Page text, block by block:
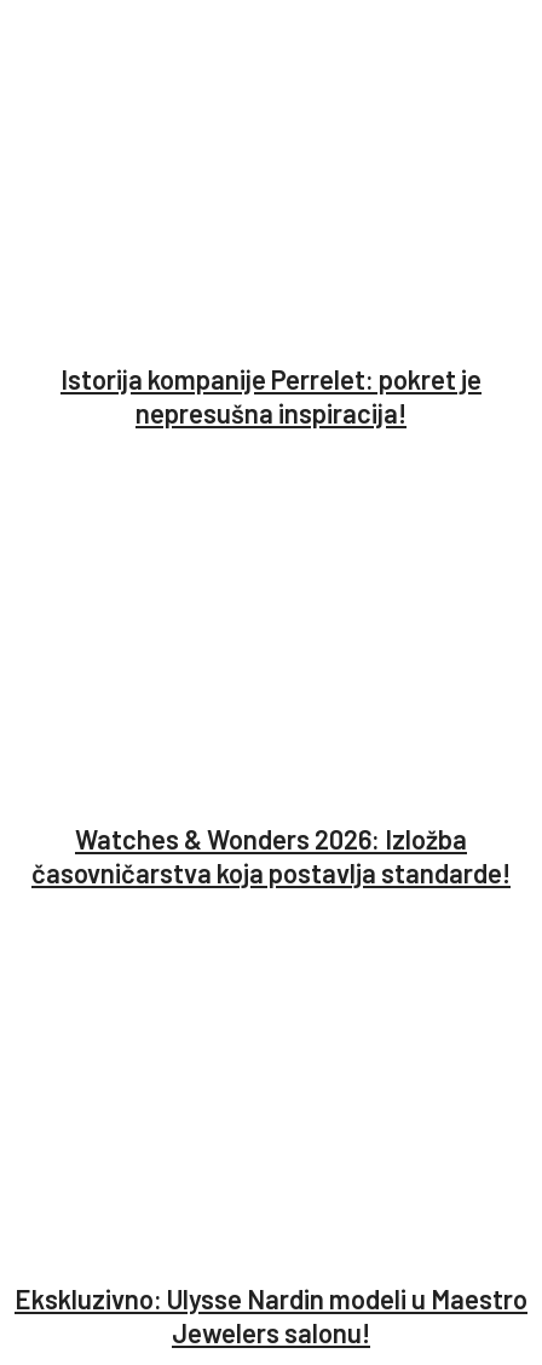
Istorija kompanije Perrelet: pokret je
nepresušna inspiracija!
Watches & Wonders 2026: Izložba
časovničarstva koja postavlja standarde!
Ekskluzivno: Ulysse Nardin modeli u Maestro
Jewelers salonu!